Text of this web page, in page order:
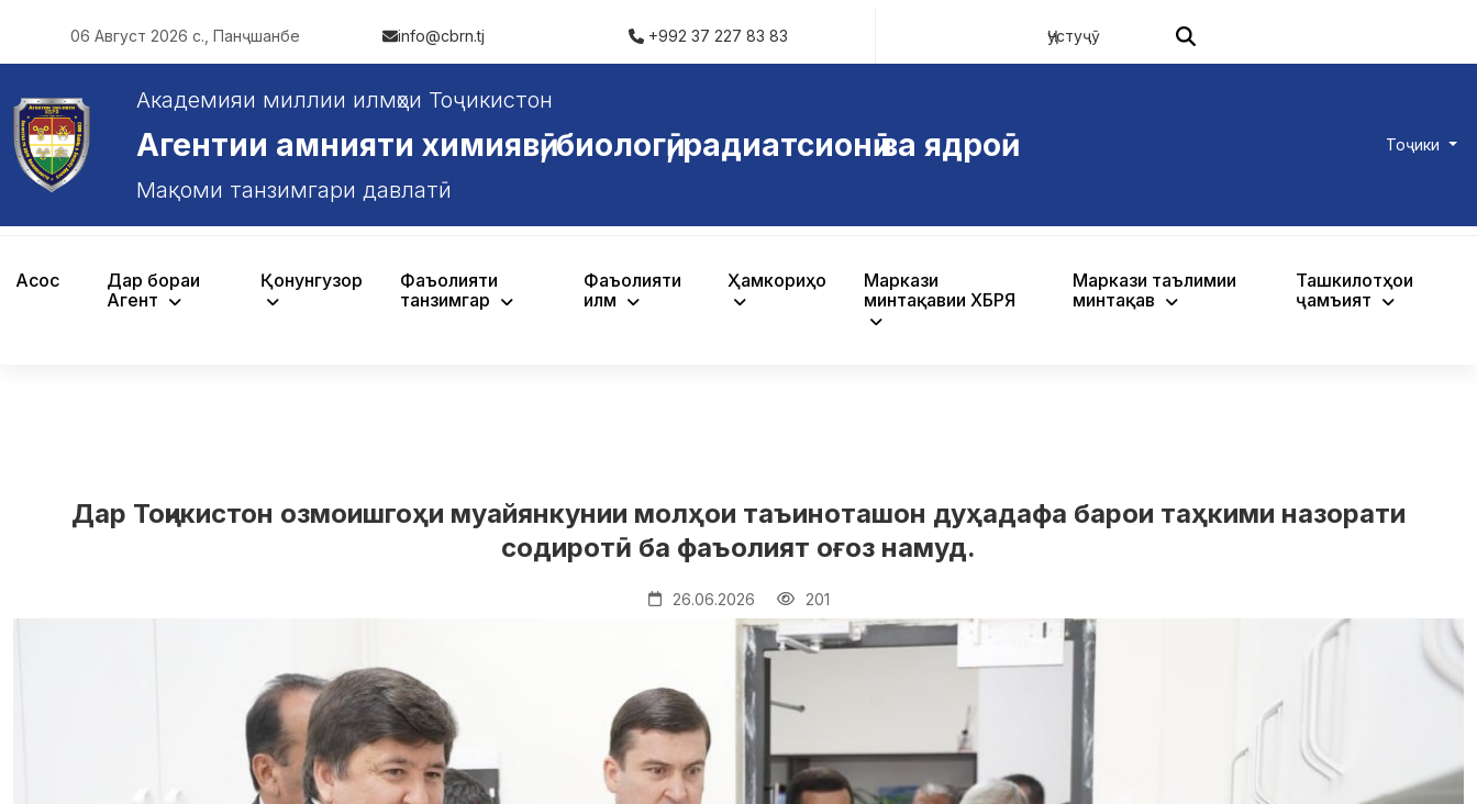
06 Август 2026 с., Панҷшанбе info@cbrn.tj +992 37 227 83 83
Академияи миллии илмҳои Тоҷикистон
Агентии амнияти химиявӣ, биологӣ, радиатсионӣ ва ядроӣ
Мақоми танзимгари давлатӣ
Тоҷики
Асосӣ
Дар бораи
Агентӣ
Қонунгузорӣ
Фаъолияти
танзимгарӣ
Фаъолияти
илмӣ
Ҳамкориҳо
Маркази
минтақавии ХБРЯ
Маркази таълимии
минтақавӣ
Ташкилотҳои
ҷамъиятӣ
Дар Тоҷикистон озмоишгоҳи муайянкунии молҳои таъиноташон дуҳадафа барои таҳкими назорати
содиротӣ ба фаъолият оғоз намуд.
26.06.2026 201